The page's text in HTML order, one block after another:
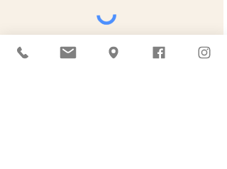
Ich habe die
Datenschutzerklärung zur